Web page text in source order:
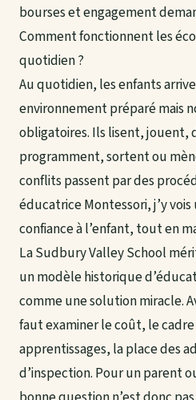
bourses et engagement
Comment fonctionnent les
quotidien ?
Au quotidien, les enfants
environnement préparé mais
obligatoires. Ils lisent,
programment, sortent ou
conflits passent par des
éducatrice Montessori, j’y
confiance à l’enfant, tout en
La Sudbury Valley School
un modèle historique
comme une solution miracle.
faut examiner le coût, le
apprentissages, la place des
d’inspection. Pour un parent